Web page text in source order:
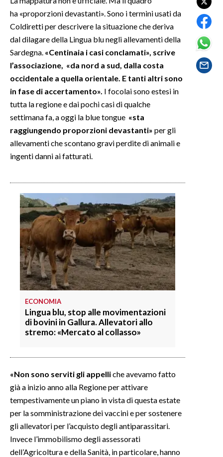
SALUTE
SARDEGNA TURISMO
SARDI NEL MONDO
NOTIZIE
EVENTI
3 MINUTI CON
INSULARITÀ
INFO AZIENDE
ABBONATI
ANNUNCI
NECROLOGI
PUBBLICITÀ
SPIAGGE
STORE
ha «proporzioni devastanti». Sono i termini usati da
Coldiretti per descrivere la situazione che deriva
dal dilagare della Lingua blu negli allevamenti della
Sardegna. «Centinaia i casi conclamati», scrive
l’associazione, «da nord a sud, dalla costa
occidentale a quella orientale. E tanti altri sono
in fase di accertamento». I focolai sono estesi in
tutta la regione e dai pochi casi di qualche
settimana fa, a oggi la blue tongue «sta
raggiungendo proporzioni devastanti» per gli
allevamenti che scontano gravi perdite di animali e
ingenti danni ai fatturati.
ECONOMIA
Lingua blu, stop alle movimentazioni
di bovini in Gallura. Allevatori allo
stremo: «Mercato al collasso»
«Non sono serviti gli appelliche avevamo fatto
già a inizio anno alla Regione per attivare
tempestivamente un piano in vista di questa estate
per la somministrazione dei vaccini e per sostenere
gli allevatori per l’acquisto degli antiparassitari.
Invece l’immobilismo degli assessorati
dell’Agricoltura e della Sanità, in particolare, hanno